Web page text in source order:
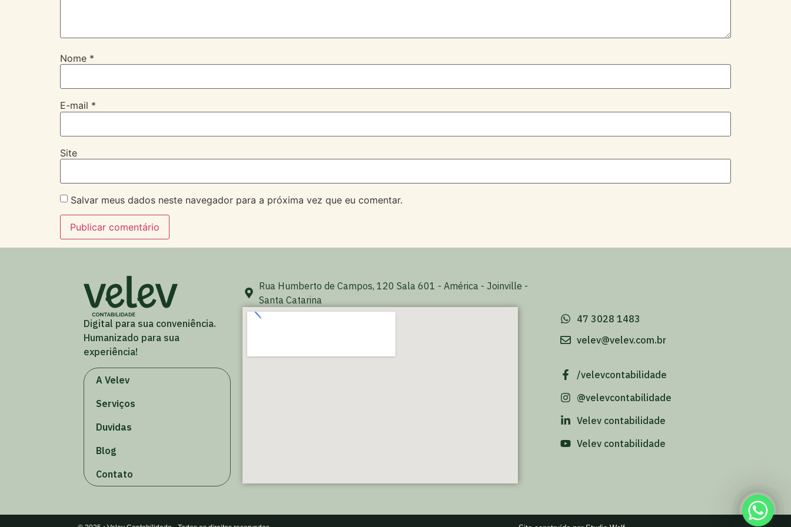
Nome *
E-mail *
Site
Salvar meus dados neste navegador para a próxima vez que eu comentar.
Digital para sua conveniência.
Humanizado para sua
experiência!
A Velev
Serviços
Duvidas
Blog
Contato
Rua Humberto de Campos, 120 Sala 601 - América - Joinville -
Santa Catarina
/velevcontabilidade
@velevcontabilidade
Velev contabilidade
Velev contabilidade
47 3028 1483
velev@velev.com.br